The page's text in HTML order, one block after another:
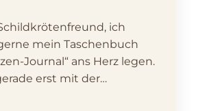
ich
mein Taschenbuch
Journal“ ans Herz legen.
erst mit der…